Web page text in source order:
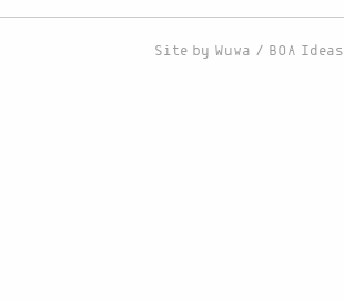
Site by Wuwa / BOA Ideas